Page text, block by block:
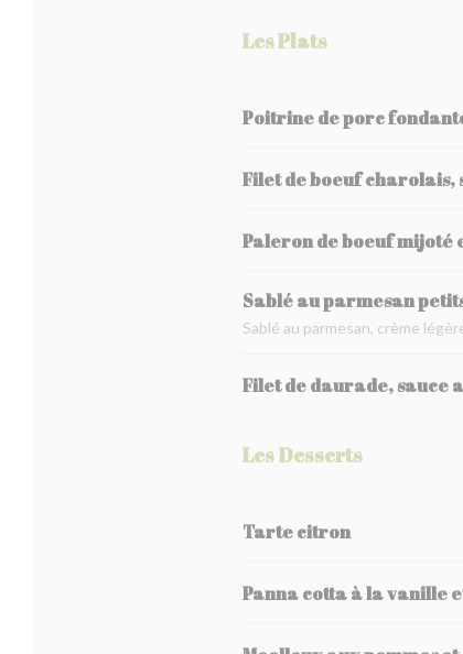
Les Plats
Poitrine de porc
Filet de boeuf
Paleron de boeuf mijoté
Sablé au parmesan
Sablé au parmesan, crème
Filet de daurade, sauce
Les Desserts
Tarte citron
Panna cotta à la vanille